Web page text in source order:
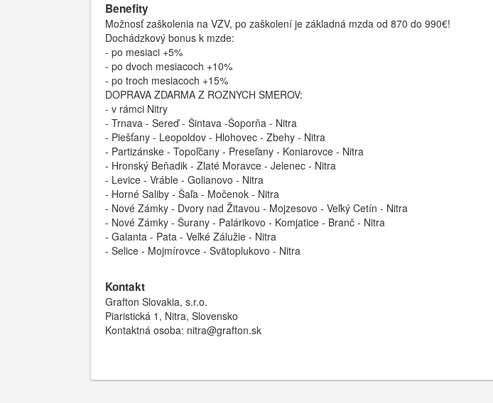
Benefity
Možnosť zaškolenia na VZV, po zaškolení je základná mzda od 870 do 990€!
Dochádzkový bonus k mzde:
- po mesiaci +5%
- po dvoch mesiacoch +10%
- po troch mesiacoch +15%
DOPRAVA ZDARMA Z ROZNYCH SMEROV:
- v rámci Nitry
- Trnava - Sereď - Šintava -Šoporňa - Nitra
- Piešťany - Leopoldov - Hlohovec - Zbehy - Nitra
- Partizánske - Topoľčany - Preseľany - Koniarovce - Nitra
- Hronský Beňadik - Zlaté Moravce - Jelenec - Nitra
- Levice - Vráble - Golianovo - Nitra
- Horné Saliby - Šaľa - Močenok - Nitra
- Nové Zámky - Dvory nad Žitavou - Mojzesovo - Veľký Cetín - Nitra
- Nové Zámky - Šurany - Palárikovo - Komjatice - Branč - Nitra
- Galanta - Pata - Veľké Zálužie - Nitra
- Selice - Mojmírovce - Svätoplukovo - Nitra
Kontakt
Grafton Slovakia, s.r.o.
Piaristická 1, Nitra, Slovensko
Kontaktná osoba: nitra@grafton.sk